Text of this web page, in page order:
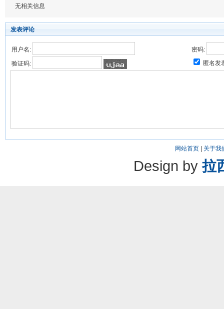
无相关信息
发表评论
用户名:
密码:
验证码:
匿名发
网站首页| 关于我
Design by拉